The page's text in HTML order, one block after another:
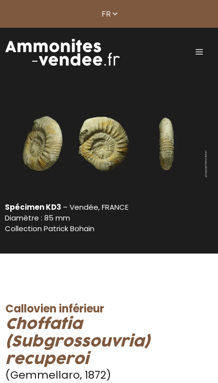
Spécimen KD3 – Vendée, FRANCE
Diamètre : 85 mm
Collection Patrick Bohain
Callovien inférieur
Choffatia
(Subgrossouvria)
recuperoi
(Gemmellaro, 1872)